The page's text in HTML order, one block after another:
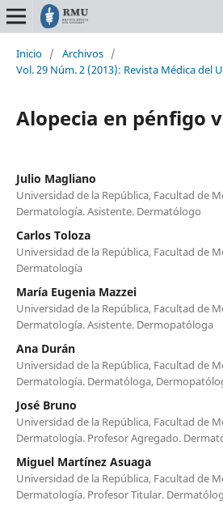
Inicio / Archivos /
Vol. 29 Núm. 2 (2013): Revista Médica del
Alopecia en pénfigo
Julio Magliano
Universidad de la República, Facultad de
Dermatología. Asistente. Dermatólogo
Carlos Toloza
Universidad de la República, Facultad de
Dermatología
María Eugenia Mazzei
Universidad de la República, Facultad de
Dermatología. Asistente. Dermopatóloga
Ana Durán
Universidad de la República, Facultad de
Dermatología. Dermatóloga,
José Bruno
Universidad de la República, Facultad de
Dermatología. Profesor Agregado.
Miguel Martínez Asuaga
Universidad de la República, Facultad de
Dermatología. Profesor Titular.